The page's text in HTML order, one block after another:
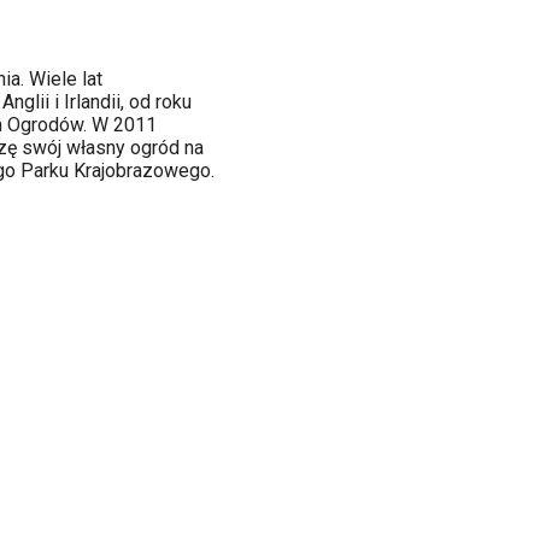
Wiele lat
i Irlandii, od roku
W 2011
swój własny ogród na
Parku Krajobrazowego.